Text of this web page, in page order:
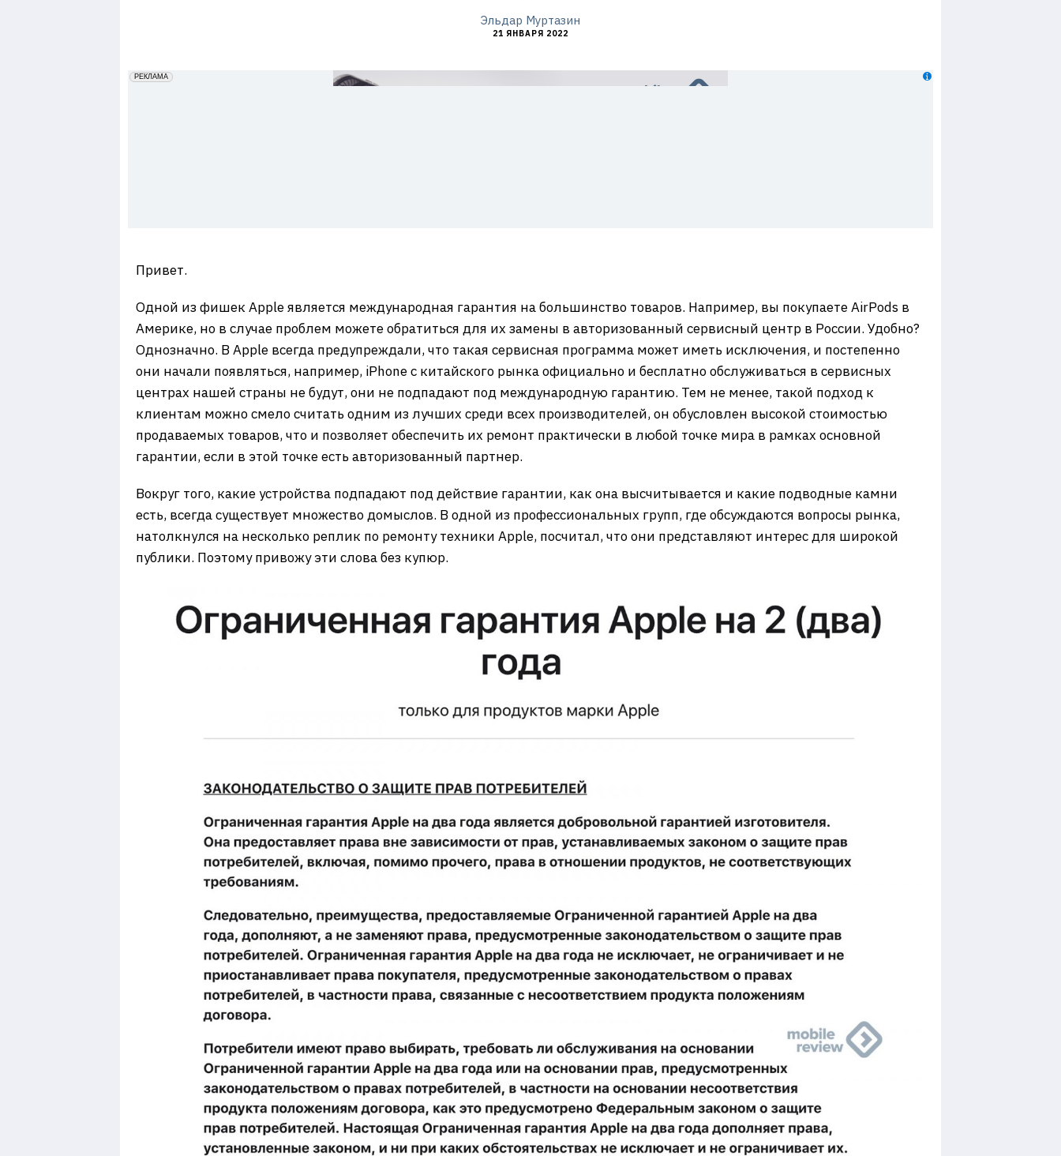
Эльдар Муртазин
21 ЯНВАРЯ 2022
erid: 2VfnxxmNzs5
РЕКЛАМА
Привет.
Одной из фишек Apple является международная гарантия на большинство товаров. Например, вы покупаете AirPods в
Америке, но в случае проблем можете обратиться для их замены в авторизованный сервисный центр в России. Удобно?
Однозначно. В Apple всегда предупреждали, что такая сервисная программа может иметь исключения, и постепенно
они начали появляться, например, iPhone с китайского рынка официально и бесплатно обслуживаться в сервисных
центрах нашей страны не будут, они не подпадают под международную гарантию. Тем не менее, такой подход к
клиентам можно смело считать одним из лучших среди всех производителей, он обусловлен высокой стоимостью
продаваемых товаров, что и позволяет обеспечить их ремонт практически в любой точке мира в рамках основной
гарантии, если в этой точке есть авторизованный партнер.
Вокруг того, какие устройства подпадают под действие гарантии, как она высчитывается и какие подводные камни
есть, всегда существует множество домыслов. В одной из профессиональных групп, где обсуждаются вопросы рынка,
натолкнулся на несколько реплик по ремонту техники Apple, посчитал, что они представляют интерес для широкой
публики. Поэтому привожу эти слова без купюр.